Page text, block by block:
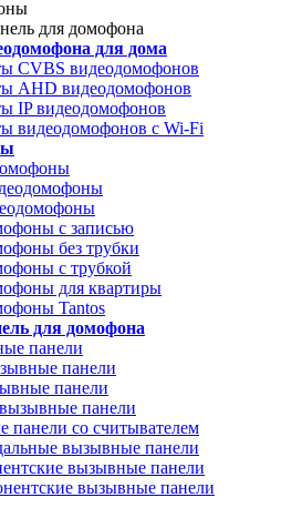
для дома
CVBS видеодомофонов
AHD видеодомофонов
IP видеодомофонов
видеодомофонов с Wi-Fi
с записью
без трубки
с трубкой
для квартиры
Tantos
для домофона
панели
панели
панели
панели
панели со считывателем
вызывные панели
вызывные панели
вызывные панели